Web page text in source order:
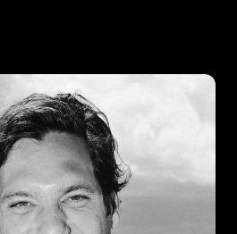
Inscribir
Boletería